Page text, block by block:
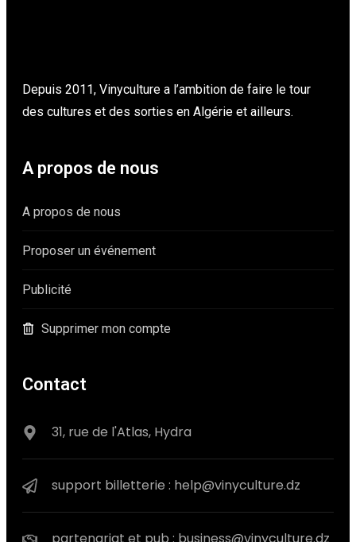
Depuis 2011, Vinyculture a l’ambition de faire le tour
des cultures et des sorties en Algérie et ailleurs.
A propos de nous
A propos de nous
Proposer un événement
Publicité
Supprimer mon compte
Contact
31, rue de l'Atlas, Hydra
support billetterie : help@vinyculture.dz